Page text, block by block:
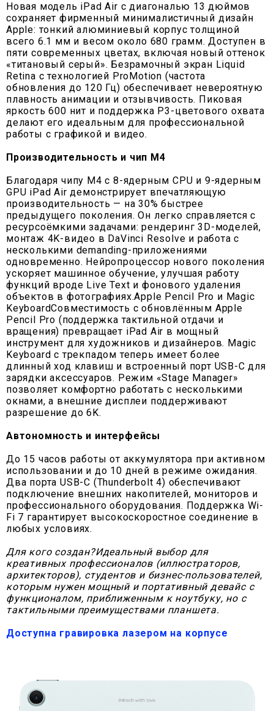
Новая модель iPad Air с диагональю 13 дюймов
сохраняет фирменный минималистичный дизайн
Apple: тонкий алюминиевый корпус толщиной
всего 6.1 мм и весом около 680 грамм. Доступен в
пяти современных цветах, включая новый оттенок
«титановый серый». Безрамочный экран Liquid
Retina с технологией ProMotion (частота
обновления до 120 Гц) обеспечивает невероятную
плавность анимации и отзывчивость. Пиковая
яркость 600 нит и поддержка P3-цветового охвата
делают его идеальным для профессиональной
работы с графикой и видео.
Производительность и чип M4
Благодаря чипу M4 с 8-ядерным CPU и 9-ядерным
GPU iPad Air демонстрирует впечатляющую
производительность — на 30% быстрее
предыдущего поколения. Он легко справляется с
ресурсоёмкими задачами: рендеринг 3D-моделей,
монтаж 4K-видео в DaVinci Resolve и работа с
несколькими demanding-приложениями
одновременно. Нейропроцессор нового поколения
ускоряет машинное обучение, улучшая работу
функций вроде Live Text и фонового удаления
объектов в фотографиях.Apple Pencil Pro и Magic
KeyboardСовместимость с обновлённым Apple
Pencil Pro (поддержка тактильной отдачи и
вращения) превращает iPad Air в мощный
инструмент для художников и дизайнеров. Magic
Keyboard с трекпадом теперь имеет более
длинный ход клавиш и встроенный порт USB-C для
зарядки аксессуаров. Режим «Stage Manager»
позволяет комфортно работать с несколькими
окнами, а внешние дисплеи поддерживают
разрешение до 6K.
Автономность и интерфейсы
До 15 часов работы от аккумулятора при активном
использовании и до 10 дней в режиме ожидания.
Два порта USB-C (Thunderbolt 4) обеспечивают
подключение внешних накопителей, мониторов и
профессионального оборудования. Поддержка Wi-
Fi 7 гарантирует высокоскоростное соединение в
любых условиях.
Для кого создан?Идеальный выбор для
креативных профессионалов (иллюстраторов,
архитекторов), студентов и бизнес-пользователей,
которым нужен мощный и портативный девайс с
функционалом, приближенным к ноутбуку, но с
тактильными преимуществами планшета.
Доступна гравировка лазером на корпусе